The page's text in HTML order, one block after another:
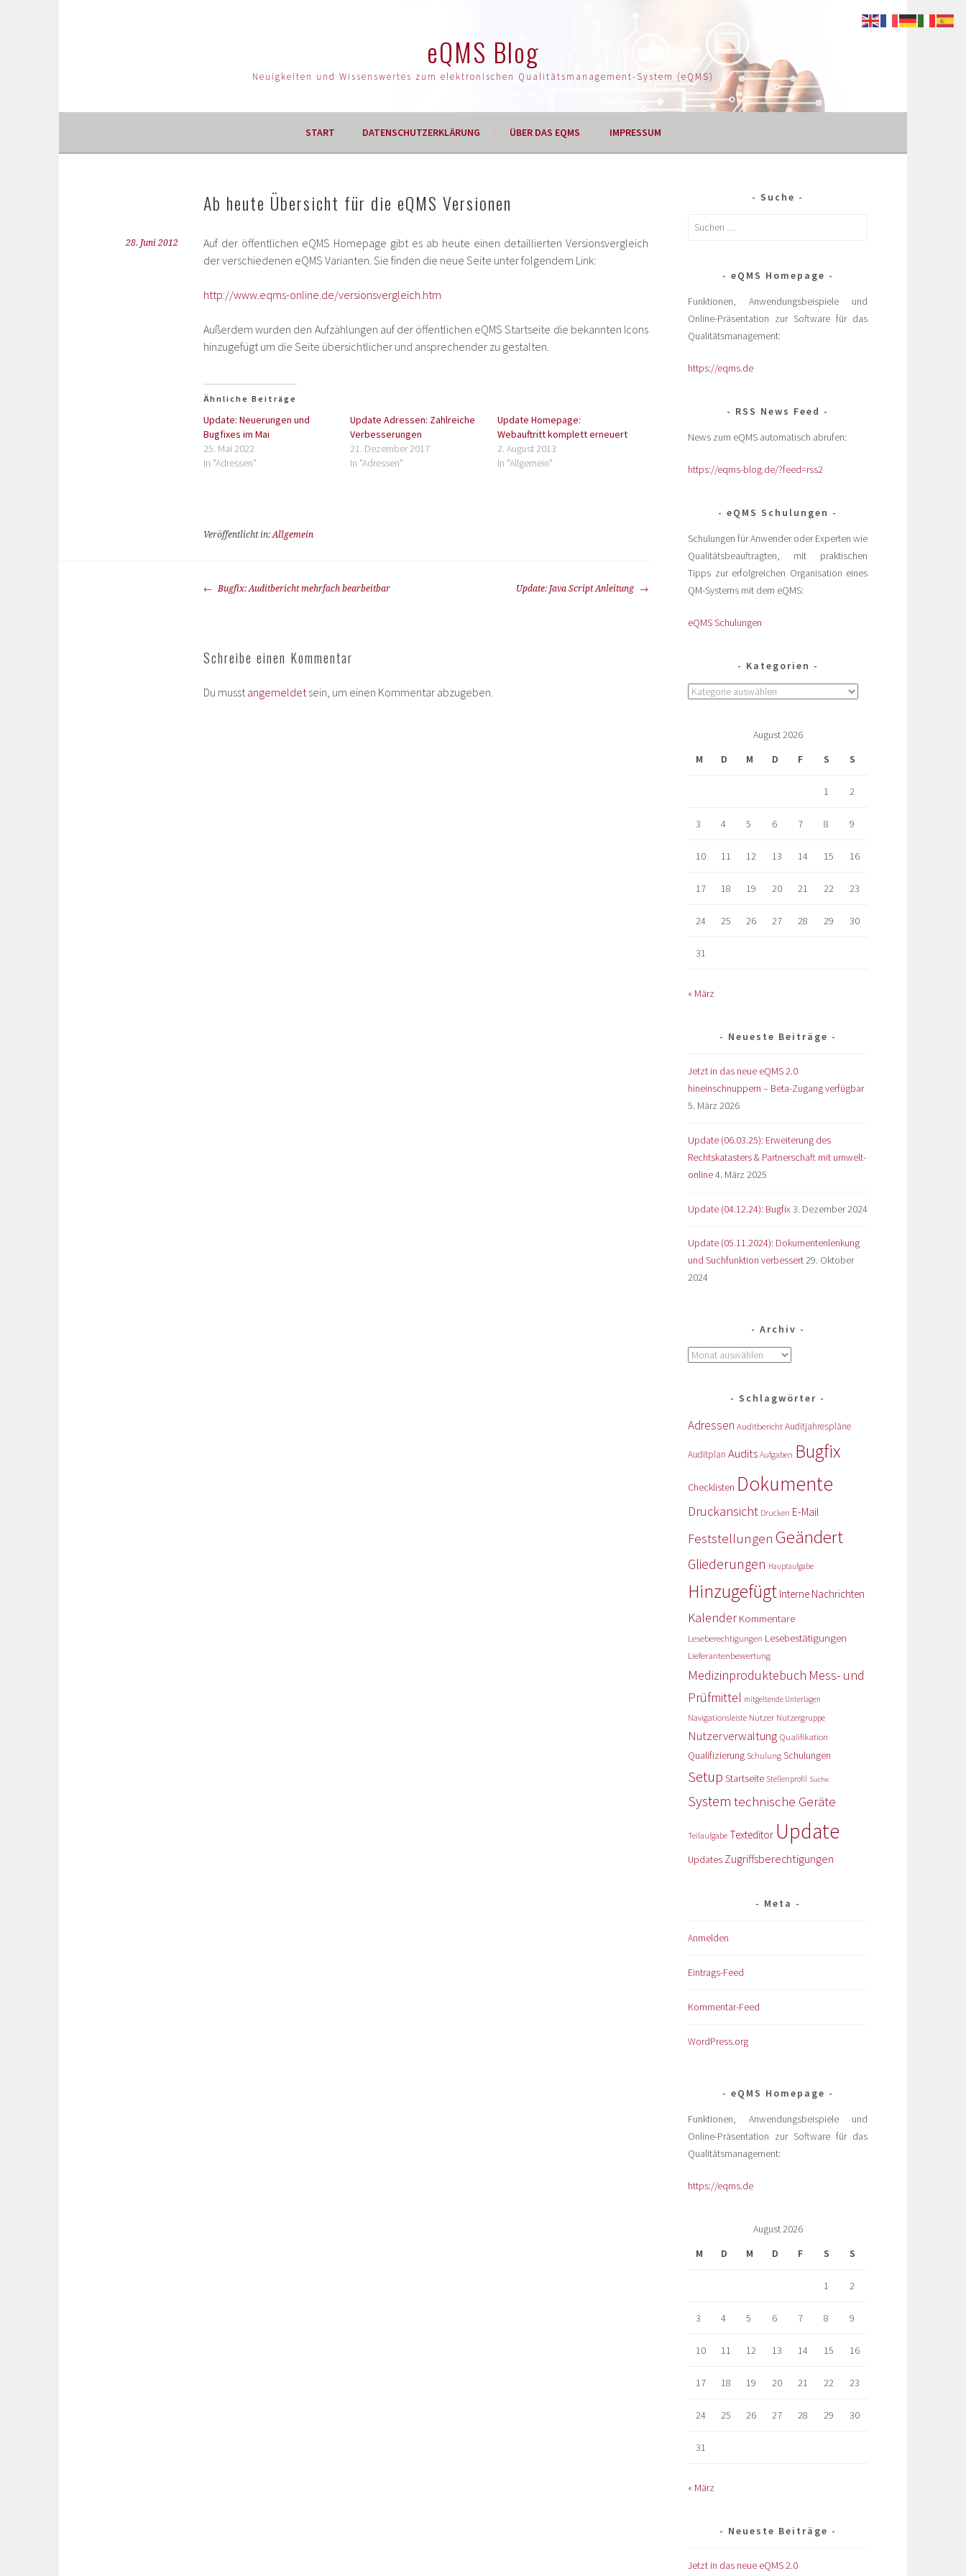
eQMS Blog
Neuigkeiten und Wissenswertes zum elektronischen Qualitätsmanagement-System (eQMS)
START DATENSCHUTZERKLÄRUNG ÜBER DAS EQMS IMPRESSUM
Ab heute Übersicht für die eQMS Versionen
28. Juni 2012
Auf der öffentlichen eQMS Homepage gibt es ab heute einen detaillierten Versionsvergleich
der verschiedenen eQMS Varianten. Sie finden die neue Seite unter folgendem Link:
http://www.eqms-online.de/versionsvergleich.htm
Außerdem wurden den Aufzählungen auf der öffentlichen eQMS Startseite die bekannten Icons
hinzugefügt um die Seite übersichtlicher und ansprechender zu gestalten.
Ähnliche Beiträge
Update: Neuerungen und
Bugfixes im Mai
25. Mai 2022
In "Adressen"
Update Adressen: Zahlreiche
Verbesserungen
21. Dezember 2017
In "Adressen"
Update Homepage:
Webauftritt komplett erneuert
2. August 2013
In "Allgemein"
Veröffentlicht in:Allgemein
Bugfix: Auditbericht mehrfach bearbeitbar Update: Java Script Anleitung
Schreibe einen Kommentar
Du musst angemeldet sein, um einen Kommentar abzugeben.
Suche
eQMS Homepage
Funktionen, Anwendungsbeispiele und
Online-Präsentation zur Software für das
Qualitätsmanagement:
https://eqms.de
RSS News Feed
News zum eQMS automatisch abrufen:
https://eqms-blog.de/?feed=rss2
eQMS Schulungen
Schulungen für Anwender oder Experten wie
Qualitätsbeauftragten, mit praktischen
Tipps zur erfolgreichen Organisation eines
QM-Systems mit dem eQMS:
eQMS Schulungen
Kategorien
August 2026
M
D M D F S S
1 2
3 4 5 6 7 8 9
10 11 12 13 14 15 16
17 18 19 20 21 22 23
24 25 26 27 28 29 30
31
« März
Neueste Beiträge
Jetzt in das neue eQMS 2.0
hineinschnuppern – Beta-Zugang verfügbar
5. März 2026
Update (06.03.25): Erweiterung des
Rechtskatasters & Partnerschaft mit umwelt-
online4. März 2025
Update (04.12.24): Bugfix 3. Dezember 2024
Update (05.11.2024): Dokumentenlenkung
und Suchfunktion verbessert29. Oktober
2024
Archiv
Schlagwörter
Adressen AuditberichtAuditjahrespläne
Auditplan Audits Aufgaben Bugfix
Checklisten Dokumente
Druckansicht Drucken E-Mail
Feststellungen Geändert
Gliederungen Hauptaufgabe
Hinzugefügt Interne Nachrichten
Kalender Kommentare
Leseberechtigungen Lesebestätigungen
Lieferantenbewertung
Medizinproduktebuch Mess- und
Prüfmittel mitgeltende Unterlagen
Navigationsleiste Nutzer Nutzergruppe
Nutzerverwaltung Qualifikation
Qualifizierung Schulung Schulungen
Setup Startseite Stellenprofil Suche
System technische Geräte
Teilaufgabe Texteditor Update
Updates Zugriffsberechtigungen
Meta
Anmelden
Eintrags-Feed
Kommentar-Feed
WordPress.org
eQMS Homepage
Funktionen, Anwendungsbeispiele und
Online-Präsentation zur Software für das
Qualitätsmanagement:
https://eqms.de
August 2026
M
D M D F S S
1 2
3 4 5 6 7 8 9
10 11 12 13 14 15 16
17 18 19 20 21 22 23
24 25 26 27 28 29 30
31
« März
Neueste Beiträge
Jetzt in das neue eQMS 2.0